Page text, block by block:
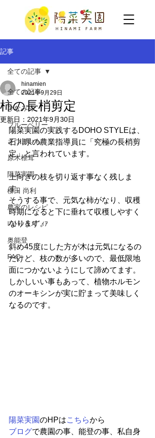
記事
全ての記事
ひなみ柿
ブルーベリー
さつまいも
原木椎茸
陽菜実園
柳田 尚利
農家のレシピ
ﾚｽﾄﾗﾝ＆ﾒﾃﾞｨｱ
奥能登
FAQ
全ての記事
柿の長梢剪定
hinamien
2021年9月29日
更新日： 2021年9月30日
陽菜実園の実践するDOHO STYLEは、
石川県の農業指導員に「究極の長梢剪
定」と言われています。
上向きの枝を切り返す事なく残しま
す。
そうする事で、元気な柿がなり、収穫
時期になると下に垂れて収穫しやすく
なります。
斜め45度にした方が木は元気になるの
だけど、枝の数が多いので、最低限地
面につかないようにして諦めてます。
しかしいい事もあって、植物ホルモン
のオーキシンが実に貯まって美味しく
なるのです。
陽菜実園のHPはこちらから
ブログで農園の事、能登の事、私自身